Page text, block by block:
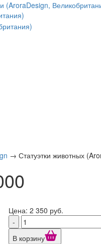
→ Статуэтки животных
Цена: 2 350 руб.
-
В корзину